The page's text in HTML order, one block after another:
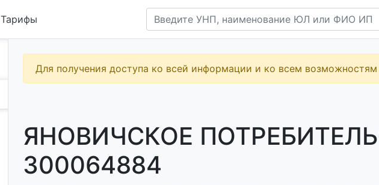
Тарифы
Для получения доступа ко всей информации и ко всем
ЯНОВИЧСКОЕ
300064884